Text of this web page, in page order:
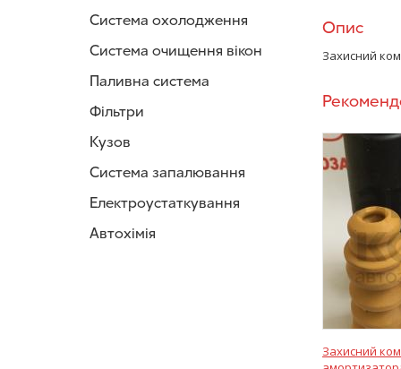
Система охолодження
Система очищення вікон
Паливна система
Фільтри
Кузов
Система запалювання
Електроустаткування
Автохімія
Опис
Захисний
Захисний